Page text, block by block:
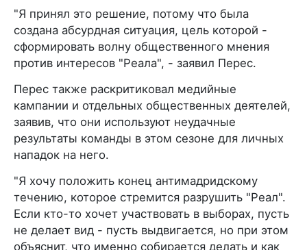
"Я принял это решение, потому что была
создана абсурдная ситуация, цель которой -
сформировать волну общественного мнения
против интересов "Реала", - заявил Перес.
Перес также раскритиковал медийные
кампании и отдельных общественных деятелей,
заявив, что они используют неудачные
результаты команды в этом сезоне для личных
нападок на него.
"Я хочу положить конец антимадридскому
течению, которое стремится разрушить "Реал".
Если кто-то хочет участвовать в выборах, пусть
не делает вид - пусть выдвигается, но при этом
объяснит, что именно собирается делать и как